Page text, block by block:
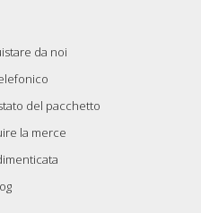
da noi
del pacchetto
la merce